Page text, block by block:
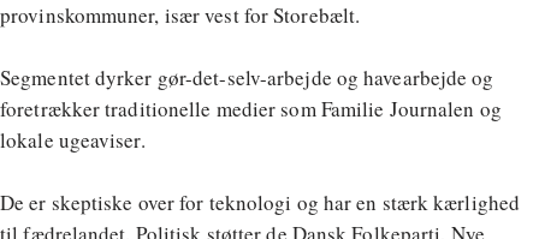
provinskommuner, især vest for Storebælt.
Segmentet dyrker gør-det-selv-arbejde og havearbejde og
foretrækker traditionelle medier som Familie Journalen og
lokale ugeaviser.
De er skeptiske over for teknologi og har en stærk kærlighed